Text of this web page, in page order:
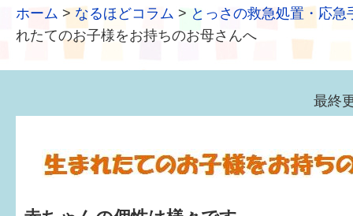
ホーム > なるほどコラム > とっさの救急処置・応急
れたてのお子様をお持ちのお母さんへ
最終
福井の子育て環境
もしものときの緊急連絡先
届出・手当・助成